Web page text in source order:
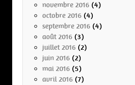
novembre 2016 (4)
octobre 2016 (4)
septembre 2016 (4)
août 2016 (3)
juillet 2016 (2)
juin 2016 (2)
mai 2016 (5)
avril 2016 (7)